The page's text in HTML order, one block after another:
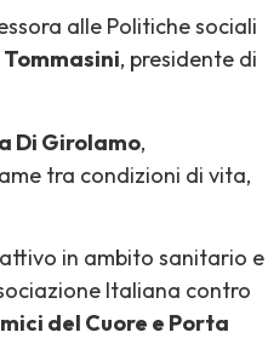
alle Politiche sociali
, presidente di
Di Girolamo,
tra condizioni di vita,
in ambito sanitario e
Italiana contro
del Cuore e Porta